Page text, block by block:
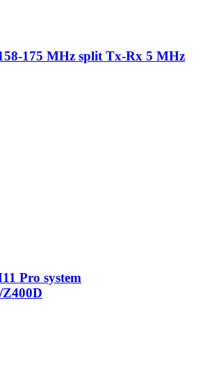
175 MHz split Tx-Rx 5 MHz
Pro system